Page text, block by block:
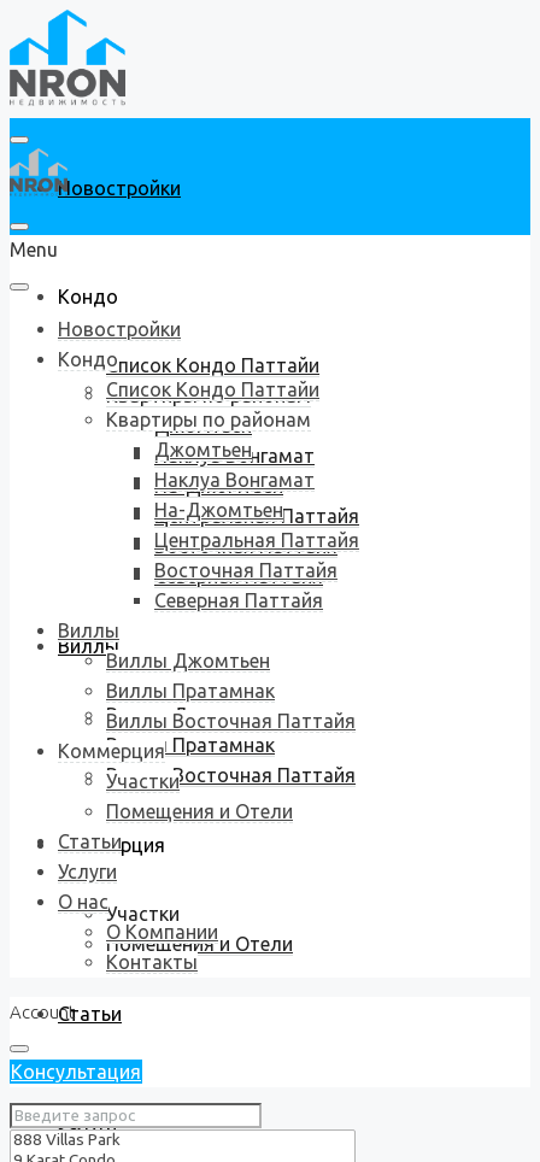
Новостройки
Кондо
Список Кондо Паттайи
Квартиры по районам
Джомтьен
Наклуа Вонгамат
На-Джомтьен
Центральная Паттайя
Восточная Паттайя
Северная Паттайя
Виллы
Виллы Джомтьен
Виллы Пратамнак
Виллы Восточная Паттайя
Коммерция
Участки
Помещения и Отели
Статьи
Услуги
Menu
Новостройки
Кондо
Список Кондо Паттайи
Квартиры по районам
Джомтьен
Наклуа Вонгамат
На-Джомтьен
Центральная Паттайя
Восточная Паттайя
Северная Паттайя
Виллы
Виллы Джомтьен
Виллы Пратамнак
Виллы Восточная Паттайя
Коммерция
Участки
Помещения и Отели
Статьи
Услуги
О нас
О Компании
Контакты
Account
Консультация